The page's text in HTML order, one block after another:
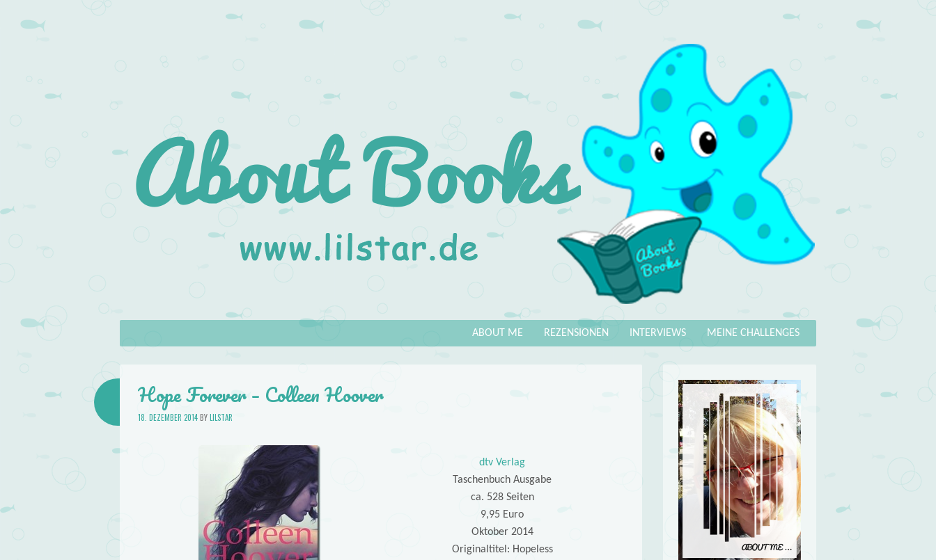
About
Books
Menu MEINE CHALLENGES
INTERVIEWS
REZENSIONEN
ABOUT ME
Hope Forever – Colleen Hoover
18. DEZEMBER 2014BYLILSTAR
dtv Verlag
Taschenbuch Ausgabe
ca. 528 Seiten
9,95 Euro
Oktober 2014
Originaltitel: Hopeless